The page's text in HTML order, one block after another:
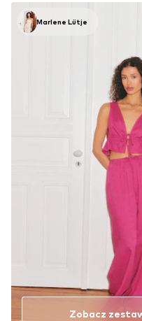
Marlene Lütje
Zobacz